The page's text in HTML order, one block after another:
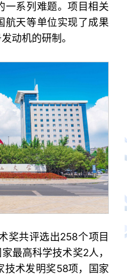
一系列难题。项目相关
航天等单位实现了成果
动机的研制。
奖共评选出258个项目
最高科学技术奖2人，
技术发明奖58项，国家